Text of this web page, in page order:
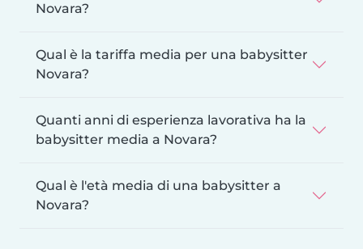
Novara?
Qual è la tariffa media per una babysitter
Novara?
Quanti anni di esperienza lavorativa ha la
babysitter media a Novara?
Qual è l'età media di una babysitter a
Novara?